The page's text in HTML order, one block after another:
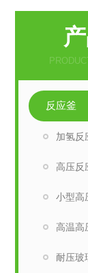
反应釜
加氢反
高压反
小型高
高温高
耐压玻